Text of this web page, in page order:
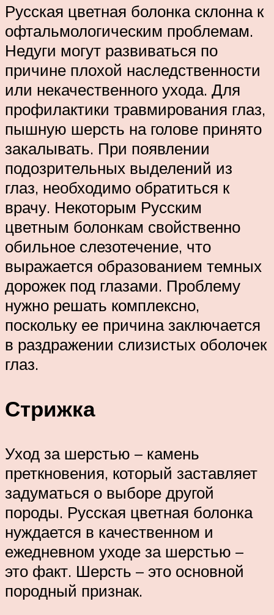
Русская цветная болонка склонна к
офтальмологическим проблемам.
Недуги могут развиваться по
причине плохой наследственности
или некачественного ухода. Для
профилактики травмирования глаз,
пышную шерсть на голове принято
закалывать. При появлении
подозрительных выделений из
глаз, необходимо обратиться к
врачу. Некоторым Русским
цветным болонкам свойственно
обильное слезотечение, что
выражается образованием темных
дорожек под глазами. Проблему
нужно решать комплексно,
поскольку ее причина заключается
в раздражении слизистых оболочек
глаз.
Стрижка
Уход за шерстью – камень
преткновения, который заставляет
задуматься о выборе другой
породы. Русская цветная болонка
нуждается в качественном и
ежедневном уходе за шерстью –
это факт. Шерсть – это основной
породный признак.